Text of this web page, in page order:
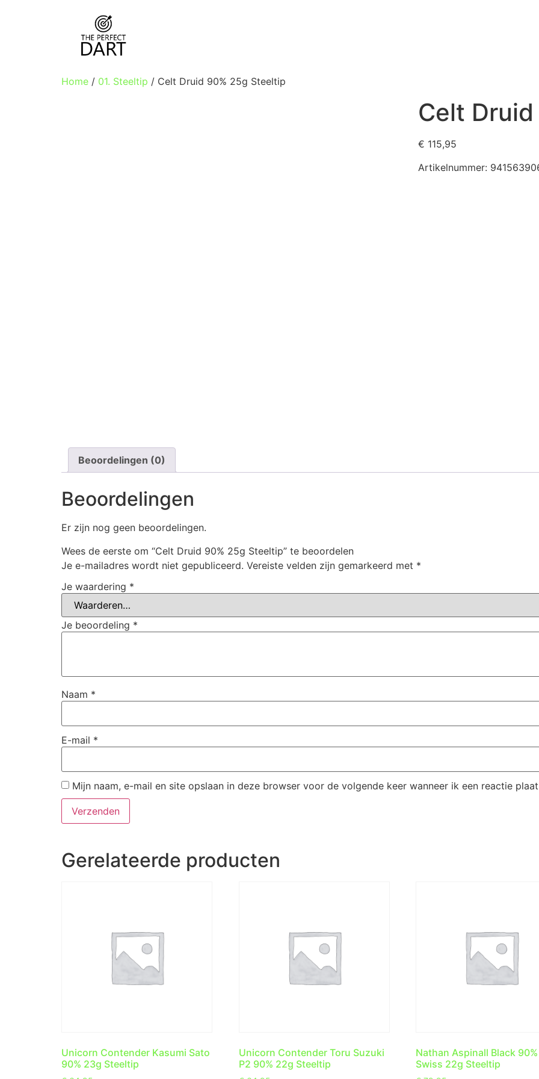
Home / 01. Steeltip / Celt Druid 90% 25g Steeltip
Celt
€ 115,95
Artikelnummer:
Beoordelingen (0)
Beoordelingen
Er zijn nog geen beoordelingen.
Wees de eerste om “Celt Druid 90% 25g Steeltip” te beoordelen
Je e-mailadres wordt niet gepubliceerd. Vereiste velden zijn gemarkeerd met *
Je waardering *
Je beoordeling *
Naam *
E-mail *
Mijn naam, e-mail en site opslaan in deze browser voor de volgende keer wanneer ik een reactie
Gerelateerde producten
Unicorn Contender Kasumi Sato
90% 23g Steeltip
Unicorn Contender Toru Suzuki
P2 90% 22g Steeltip
Nathan Aspinall Black 90%
Swiss 22g Steeltip